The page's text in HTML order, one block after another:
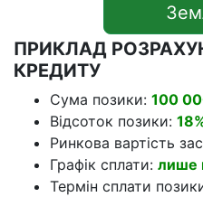
ПРИКЛАД
КРЕДИТУ
Сума позики: 100
Відсоток позики:
Ринкова вартість
Графік сплати: лише
Термін сплати